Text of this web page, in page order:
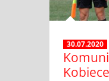
30.07.2020